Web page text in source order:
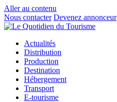
Aller au contenu
Nous contacter Devenez annonceur
Actualités
Distribution
Production
Destination
Hébergement
Transport
E-tourisme